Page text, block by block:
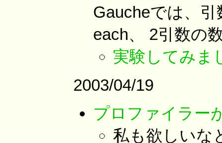
Gaucheでは、
each、 2引数の
実験してみま
2003/04/19
プロファイラー
私も欲しいな